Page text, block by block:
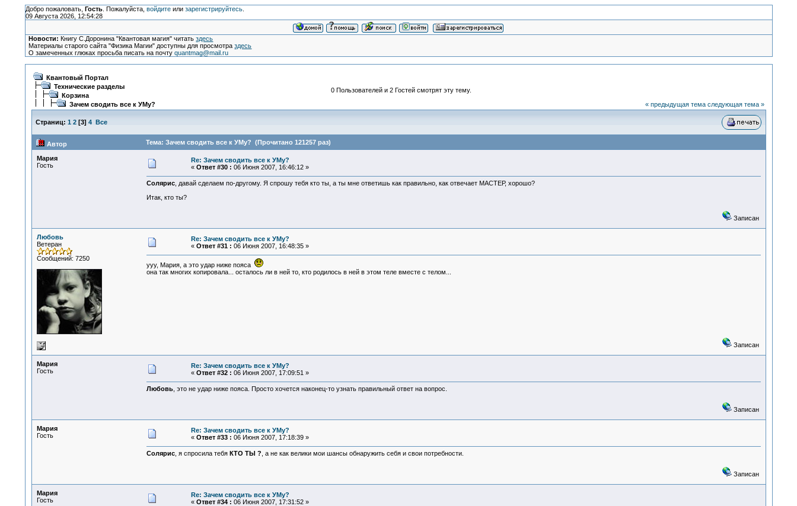
Добро пожаловать, Гость. Пожалуйста, войдитеили зарегистрируйтесь.
09 Августа 2026, 12:54:28
Новости: Книгу С.Доронина "Квантовая магия" читатьздесь
Материалы старого сайта "Физика Магии" доступны для просмотраздесь
О замеченных глюках просьба писать на почтуquantmag@mail.ru
Квантовый Портал
Технические разделы
Корзина
Зачем сводить все к УМу?
0 Пользователей и 2 Гостей смотрят эту тему.
« предыдущая тема следующая тема »
Страниц: 1 2[3] 4 Все
Автор Тема: Зачем сводить все к УМу? (Прочитано 121257 раз)
Мария
Гость
Re: Зачем сводить все к УМу?
« Ответ #30 : 06 Июня 2007, 16:46:12 »
Солярис, давай сделаем по-другому. Я спрошу тебя кто ты, а ты мне ответишь как правильно, как отвечает МАСТЕР, хорошо?
Итак, кто ты?
Записан
Любовь
Ветеран
Сообщений: 7250
Re: Зачем сводить все к УМу?
« Ответ #31 : 06 Июня 2007, 16:48:35 »
ууу, Мария, а это удар ниже пояса
она так многих копировала... осталось ли в ней то, кто родилось в ней в этом теле вместе с телом...
Записан
Мария
Гость
Re: Зачем сводить все к УМу?
« Ответ #32 : 06 Июня 2007, 17:09:51 »
Любовь, это не удар ниже пояса. Просто хочется наконец-то узнать правильный ответ на вопрос.
Записан
Мария
Гость
Re: Зачем сводить все к УМу?
« Ответ #33 : 06 Июня 2007, 17:18:39 »
Солярис, я спросила тебя КТО ТЫ ? , а не как велики мои шансы обнаружить себя и свои потребности.
Записан
Мария
Гость
Re: Зачем сводить все к УМу?
« Ответ #34 : 06 Июня 2007, 17:31:52 »